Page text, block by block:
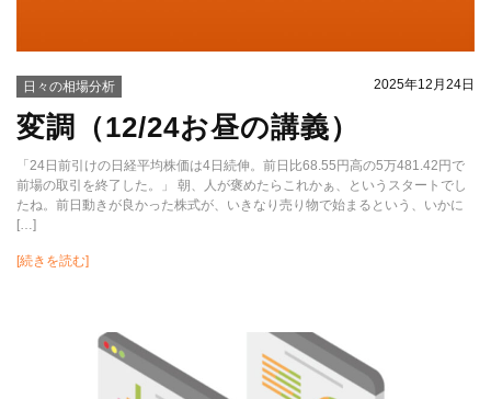
日々の相場分析 2025年12月24日
変調（12/24お昼の講義）
「24日前引けの日経平均株価は4日続伸。前日比68.55円高の5万481.42円で
前場の取引を終了した。」 朝、人が褒めたらこれかぁ、というスタートでし
たね。前日動きが良かった株式が、いきなり売り物で始まるという、いかに
[…]
[続きを読む]